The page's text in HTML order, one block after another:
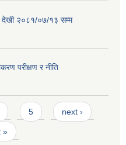
देखी २०८१/०७/१३ सम्म
परीक्षण र नीति
5 next ›
»